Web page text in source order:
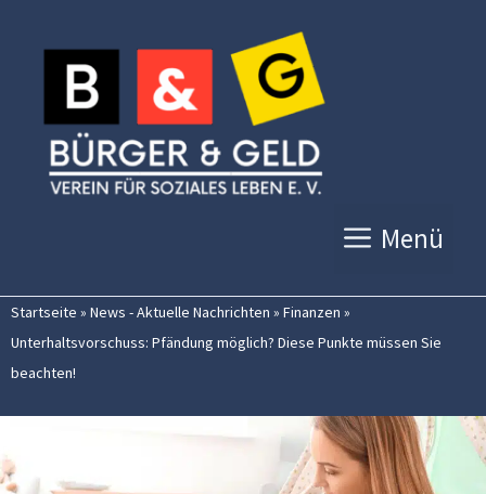
Inhalt
springen
Menü
Startseite » News - Aktuelle Nachrichten » Finanzen »
Unterhaltsvorschuss: Pfändung möglich? Diese Punkte müssen Sie
beachten!